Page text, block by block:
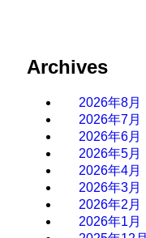
Archives
2026年8月
2026年7月
2026年6月
2026年5月
2026年4月
2026年3月
2026年2月
2026年1月